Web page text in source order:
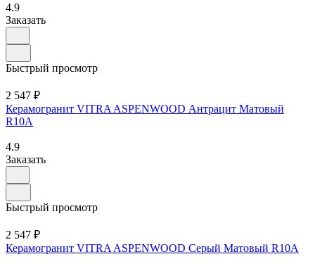
4.9
Заказать
Быстрый просмотр
2 547 ₽
Керамогранит VITRA ASPENWOOD Антрацит Матовый
R10A
4.9
Заказать
Быстрый просмотр
2 547 ₽
Керамогранит VITRA ASPENWOOD Серый Матовый R10A